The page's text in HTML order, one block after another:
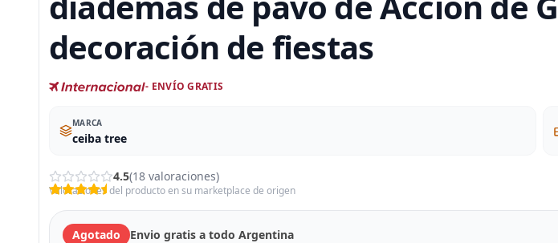
decoración de fiestas
- ENVÍO GRATIS
MARCA
ceiba tree
4.5(18 valoraciones)
Valoraciones del producto en su marketplace de origen
Agotado Envio gratis a todo Argentina